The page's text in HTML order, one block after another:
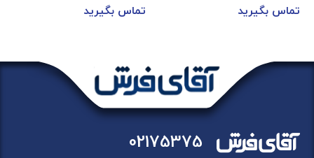
تماس بگیرید تماس بگیرید
02175375